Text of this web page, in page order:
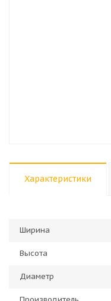
Характеристики
Ширина
Высота
Диаметр